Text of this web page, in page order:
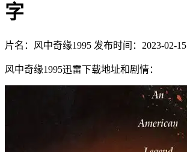
字
片名：风中奇缘1995 发布时间：2023-02-15
风中奇缘1995迅雷下载地址和剧情：